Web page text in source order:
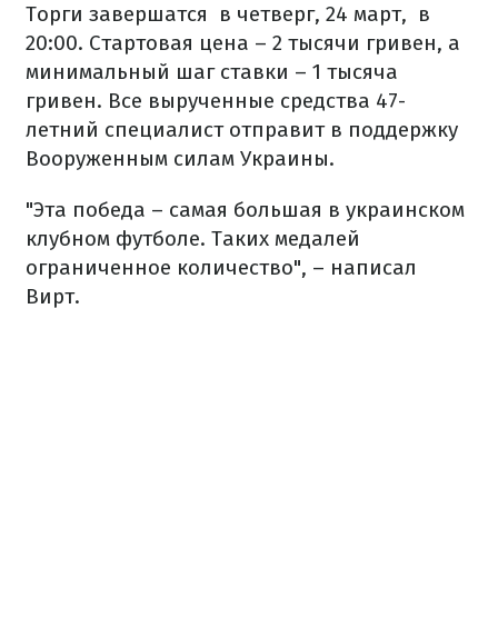
Торги завершатся в четверг, 24 март, в
20:00. Стартовая цена – 2 тысячи гривен, а
минимальный шаг ставки – 1 тысяча
гривен. Все вырученные средства 47-
летний специалист отправит в поддержку
Вооруженным силам Украины.
"Эта победа – самая большая в украинском
клубном футболе. Таких медалей
ограниченное количество", – написал
Вирт.